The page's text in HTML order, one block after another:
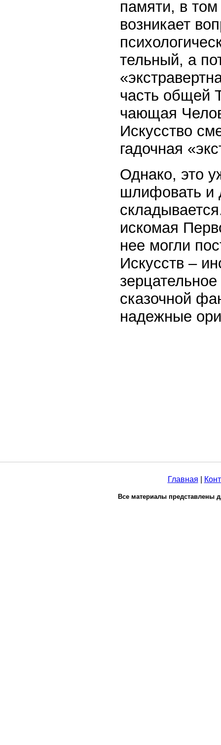
памяти, в
возникает
тель­ный, а
часть общей
чающая
Искусство
гадочная
Однако, это
шлифовать и
искомая
нее могли
Искусств –
сказочной
надежные
Главная
Все материалы представлены